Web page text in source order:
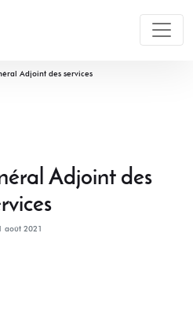
Adjoint des services
Adjoint des
août 2021